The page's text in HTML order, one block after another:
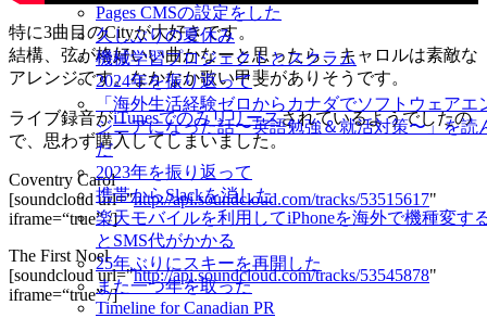
Pages CMSの設定をした
久しぶりの夏休み
機械学習プロジェクトとスクラム
2024年を振り返って
「海外生活経験ゼロからカナダでソフトウェアエ
ジニアになった話〜英語勉強＆就活対策〜」を読
だ
2023年を振り返って
携帯からSlackを消した
楽天モバイルを利用してiPhoneを海外で機種変す
とSMS代がかかる
25年ぶりにスキーを再開した
また一つ年を取った
Timeline for Canadian PR
特に3曲目のCityが大好きです。
結構、弦が格好いい曲かなーと思ったら、キャロルは素敵な
アレンジです。なかなか歌い甲斐がありそうです。
ライブ録音がiTunesでのみリリースされているようでしたの
で、思わず購入してしまいました。
Coventry Carol
[soundcloud url="http://api.soundcloud.com/tracks/53515617"
iframe=“true” /]
The First Noel
[soundcloud url="http://api.soundcloud.com/tracks/53545878"
iframe=“true” /]